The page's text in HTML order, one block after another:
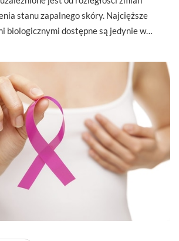
stanu zapalnego skóry. Najcięższe
biologicznymi dostępne są jedynie w…